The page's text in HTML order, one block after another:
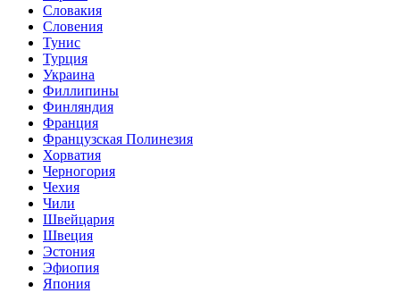
Словакия
Словения
Тунис
Турция
Украина
Филлипины
Финляндия
Франция
Французская Полинезия
Хорватия
Черногория
Чехия
Чили
Швейцария
Швеция
Эстония
Эфиопия
Япония